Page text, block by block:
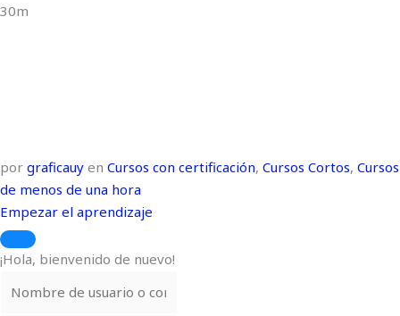
30m
por graficauy en Cursos con certificación, Cursos Cortos, Cursos
de menos de una hora
Empezar el aprendizaje
¡Hola, bienvenido de nuevo!